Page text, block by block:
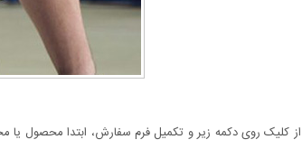
کلیک روی دکمه زیر و تکمیل فرم سفارش، ابتدا محصول یا